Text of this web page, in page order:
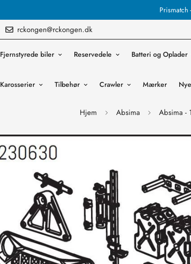
rckongen@rckongen.dk
Fjernstyrede biler Reservedele Batteri og Oplader
Karosserier Tilbehør Crawler Mærker
Hjem Absima Absima -